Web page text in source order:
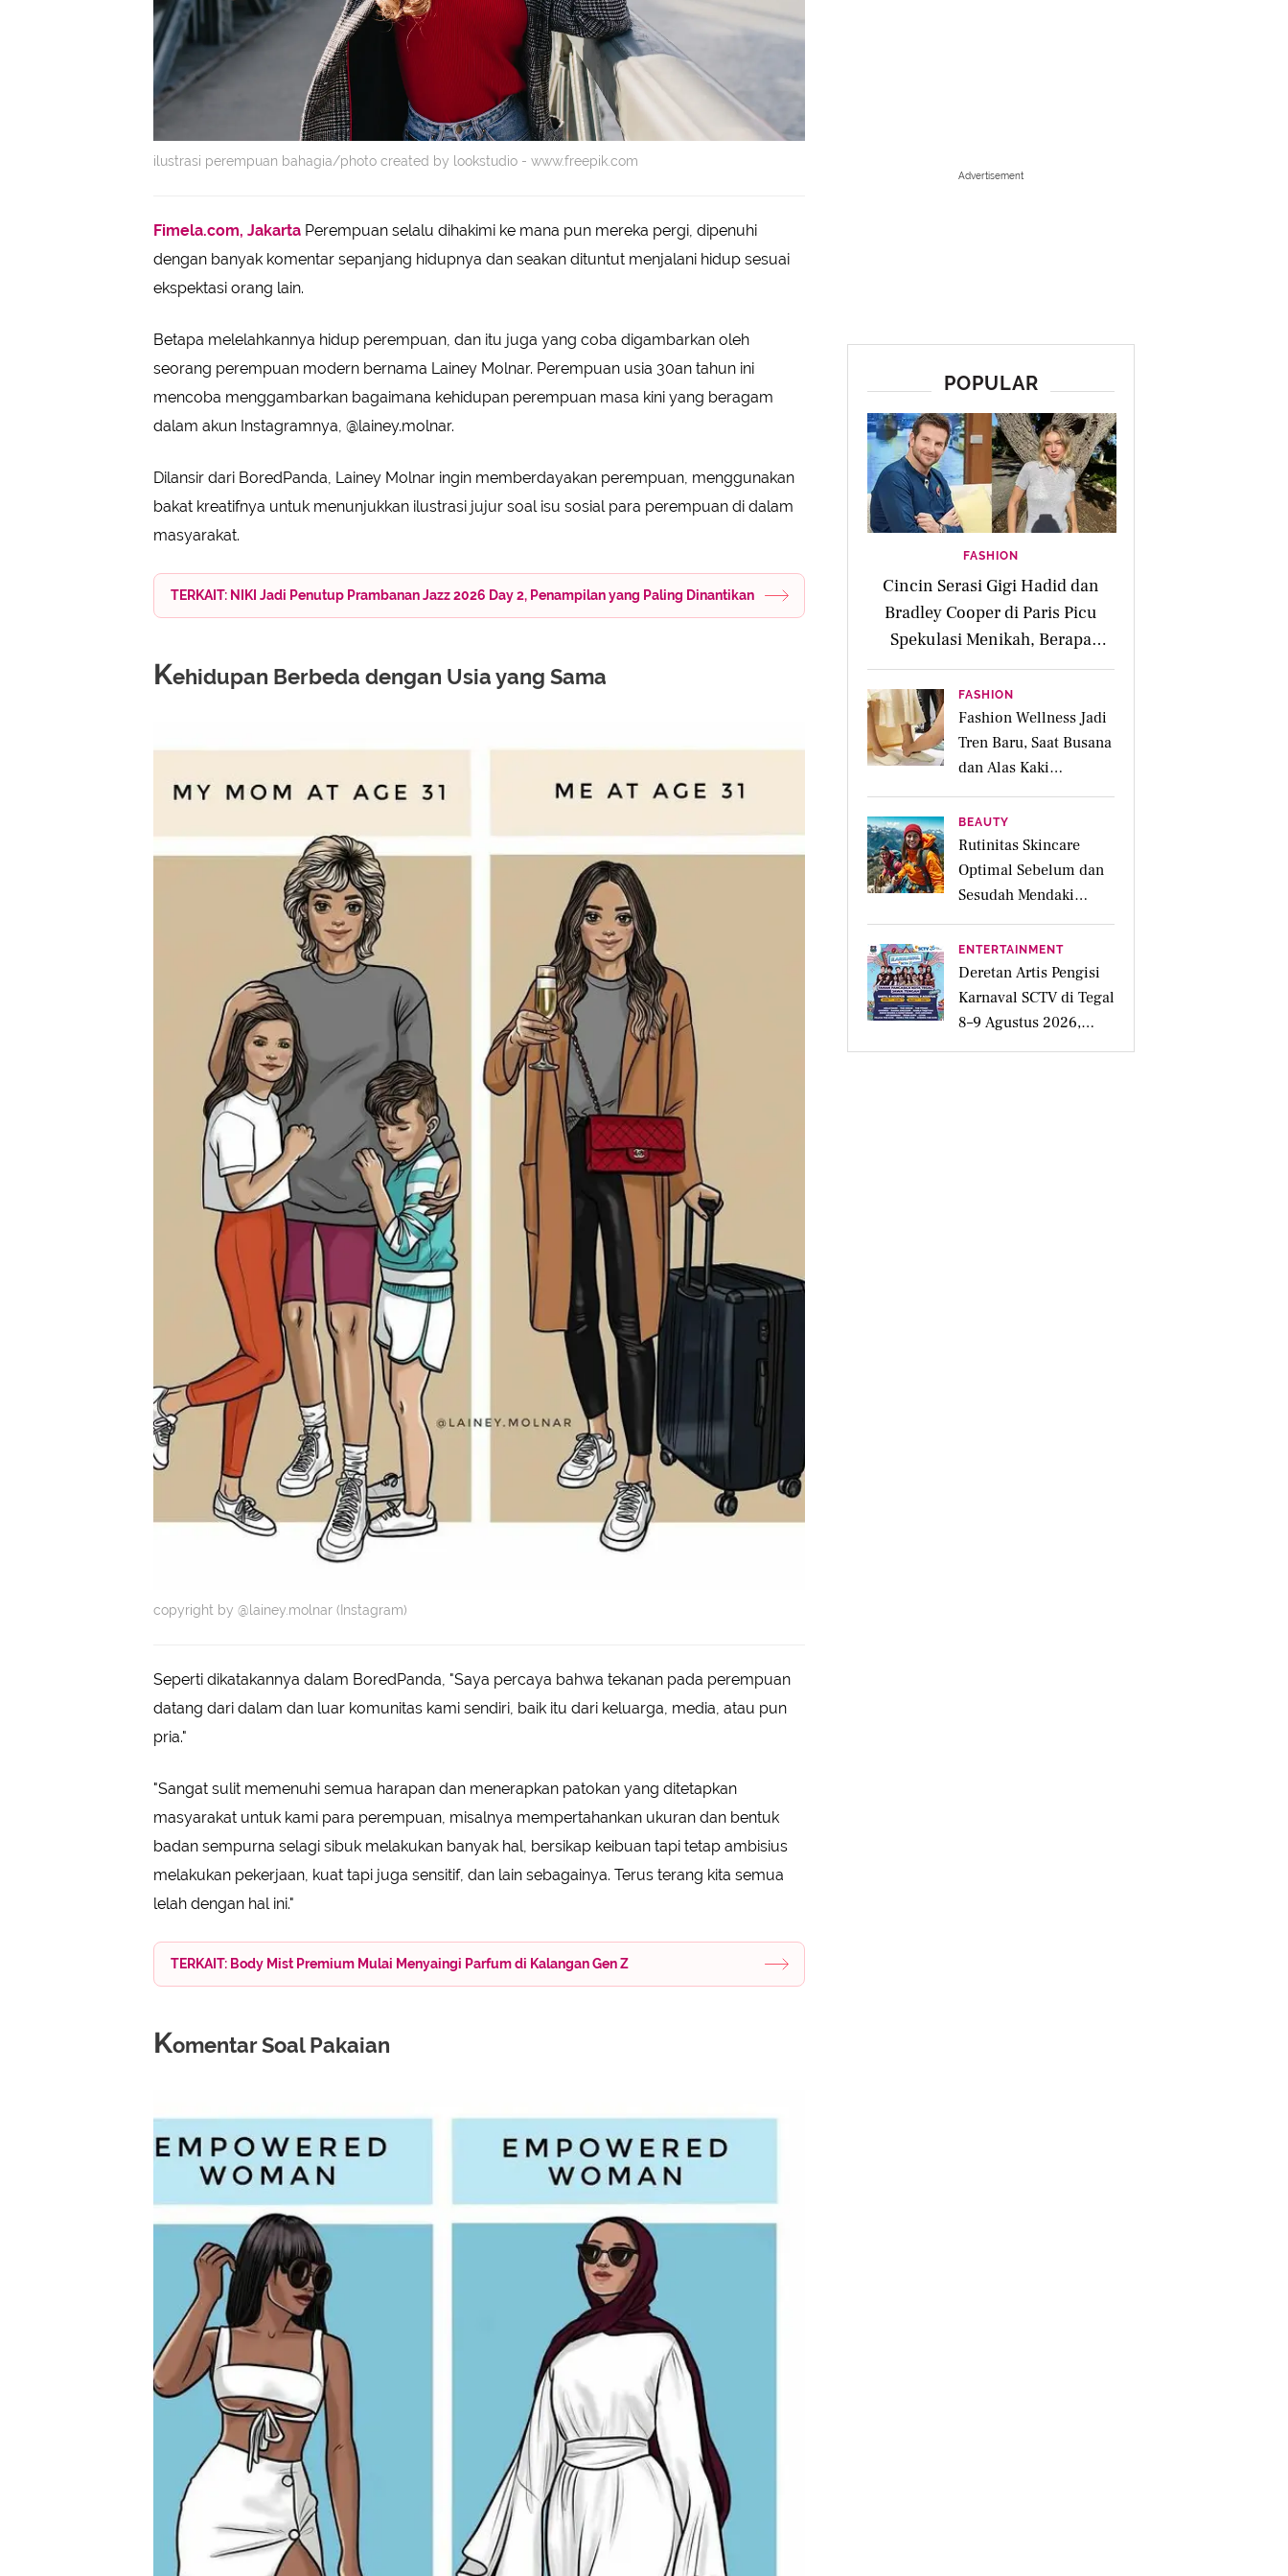
ilustrasi perempuan bahagia/photo created by lookstudio - www.freepik.com
Fimela.com, Jakarta Perempuan selalu dihakimi ke mana pun mereka pergi, dipenuhi
dengan banyak komentar sepanjang hidupnya dan seakan dituntut menjalani hidup sesuai
ekspektasi orang lain.
Betapa melelahkannya hidup perempuan, dan itu juga yang coba digambarkan oleh
seorang perempuan modern bernama Lainey Molnar. Perempuan usia 30an tahun ini
mencoba menggambarkan bagaimana kehidupan perempuan masa kini yang beragam
dalam akun Instagramnya, @lainey.molnar.
Dilansir dari BoredPanda, Lainey Molnar ingin memberdayakan perempuan, menggunakan
bakat kreatifnya untuk menunjukkan ilustrasi jujur soal isu sosial para perempuan di dalam
masyarakat.
TERKAIT: NIKI Jadi Penutup Prambanan Jazz 2026 Day 2, Penampilan yang Paling Dinantikan
Kehidupan Berbeda dengan Usia yang Sama
copyright by @lainey.molnar (Instagram)
Seperti dikatakannya dalam BoredPanda, "Saya percaya bahwa tekanan pada perempuan
datang dari dalam dan luar komunitas kami sendiri, baik itu dari keluarga, media, atau pun
pria."
"Sangat sulit memenuhi semua harapan dan menerapkan patokan yang ditetapkan
masyarakat untuk kami para perempuan, misalnya mempertahankan ukuran dan bentuk
badan sempurna selagi sibuk melakukan banyak hal, bersikap keibuan tapi tetap ambisius
melakukan pekerjaan, kuat tapi juga sensitif, dan lain sebagainya. Terus terang kita semua
lelah dengan hal ini."
TERKAIT: Body Mist Premium Mulai Menyaingi Parfum di Kalangan Gen Z
Komentar Soal Pakaian
Advertisement
POPULAR
FASHION
Cincin Serasi Gigi Hadid dan
Bradley Cooper di Paris Picu
Spekulasi Menikah, Berapa
Harganya?
FASHION
Fashion Wellness Jadi
Tren Baru, Saat Busana
dan Alas Kaki
Membantu Mood Lebih
Positif
BEAUTY
Rutinitas Skincare
Optimal Sebelum dan
Sesudah Mendaki
Gunung
ENTERTAINMENT
Deretan Artis Pengisi
Karnaval SCTV di Tegal
8–9 Agustus 2026,
Simak Jadwalnya